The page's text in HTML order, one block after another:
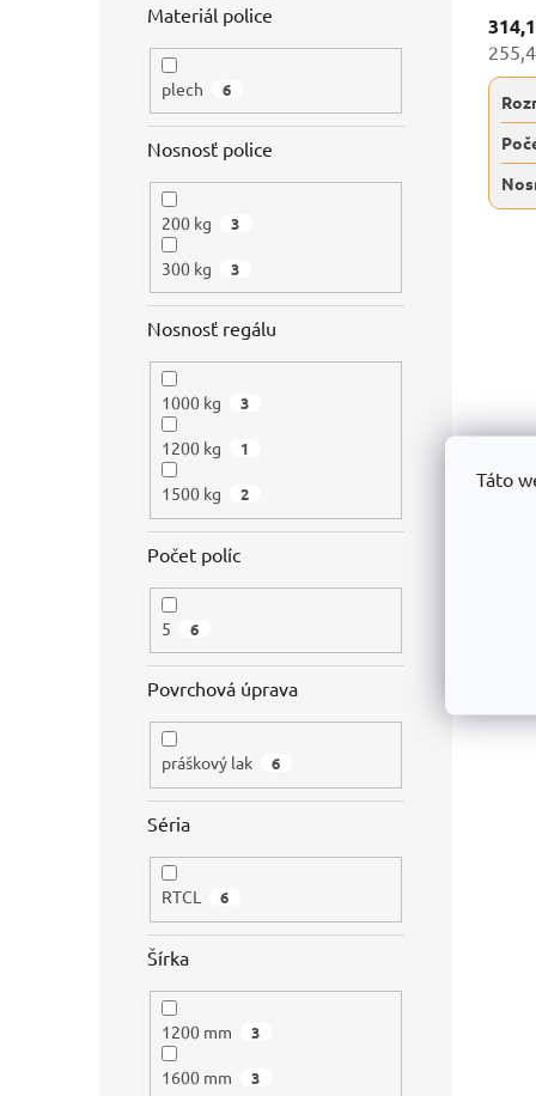
Táto
Materiál police
plech 6
Nosnosť police
200 kg 3
300 kg 3
Nosnosť regálu
1000 kg 3
1200 kg 1
1500 kg 2
Počet políc
5 6
Povrchová úprava
práškový lak 6
Séria
RTCL 6
Šírka
1200 mm 3
1600 mm 3